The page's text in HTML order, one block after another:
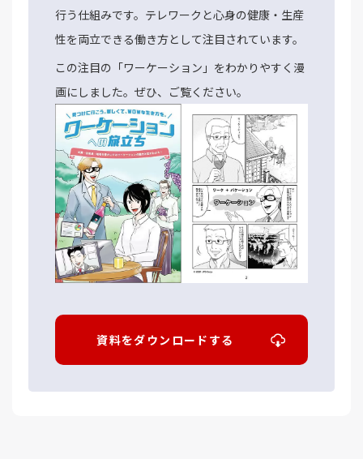
行う仕組みです。テレワークと心身の健康・生産
性を両立できる働き方として注目されています。
この注目の「ワーケーション」をわかりやすく漫
画にしました。ぜひ、ご覧ください。
資料をダウンロードする